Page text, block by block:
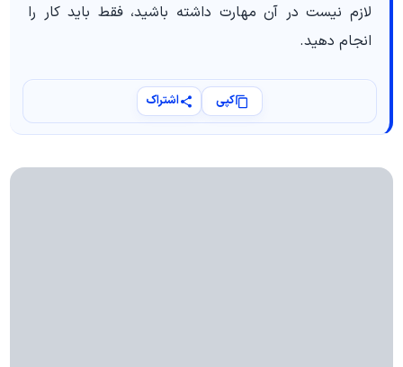
لازم نیست در آن مهارت داشته باشید، فقط باید کار را
انجام دهید.
کپی اشتراک